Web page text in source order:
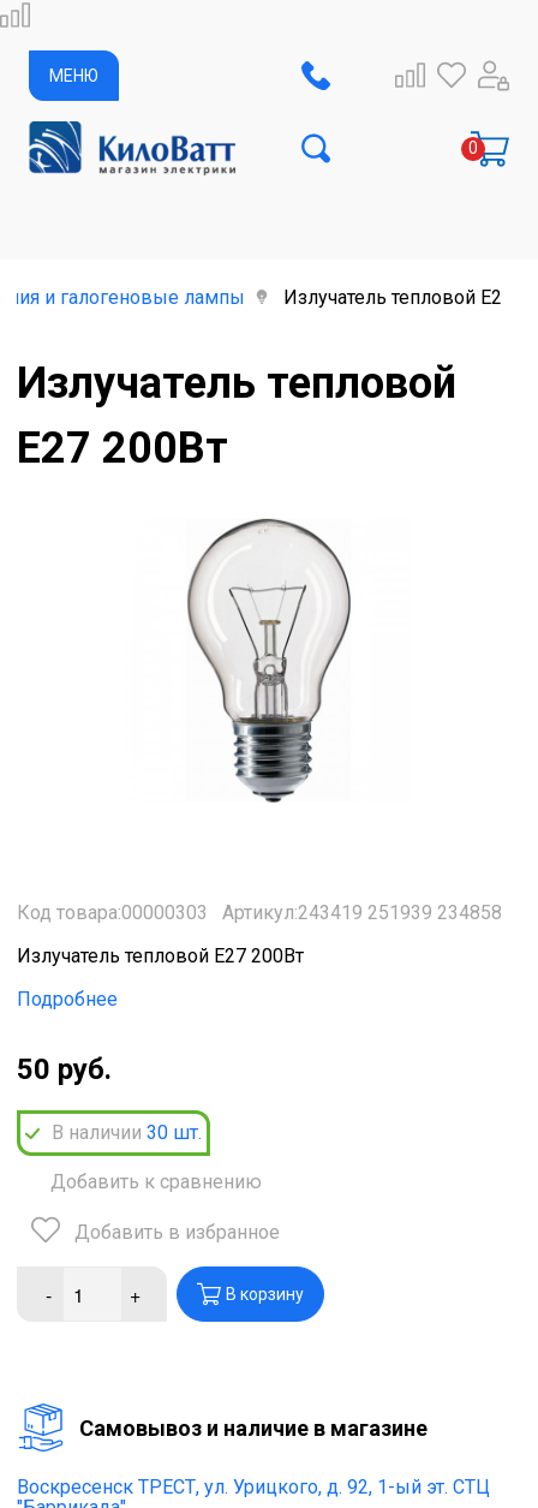
МЕНЮ
и галогеновые лампы Излучатель тепловой Е27
Излучатель тепловой
Е27 200Вт
Код товара:00000303
Артикул:243419 251939 234858
Излучатель тепловой Е27 200Вт
Подробнее
50 руб.
В наличии 30 шт.
Добавить к сравнению
Добавить в избранное
- + В корзину
Cамовывоз и наличие в магазине
Воскресенск ТРЕСТ, ул. Урицкого, д. 92, 1-ый эт. СТЦ